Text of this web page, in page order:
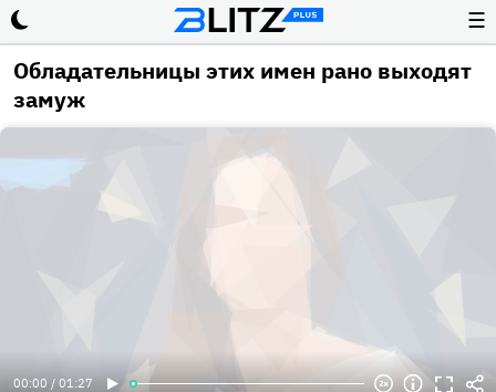
☰
Обладательницы этих имен рано выходят
замуж
00:00 / 01:27